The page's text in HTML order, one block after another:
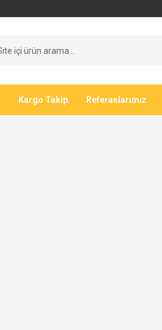
Kargo Takip Referaslarımız